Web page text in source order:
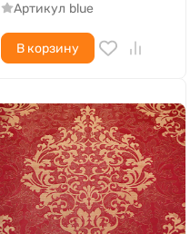
Артикул blue
В корзину